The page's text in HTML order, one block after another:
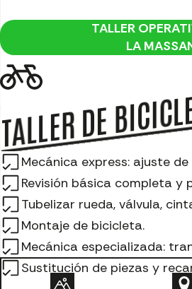
TALLER
LA
TALLER DE
Mecánica express: ajuste
Revisión básica completa y
Tubelizar rueda, válvula,
Montaje de bicicleta.
Mecánica especializada:
Sustitución de piezas y